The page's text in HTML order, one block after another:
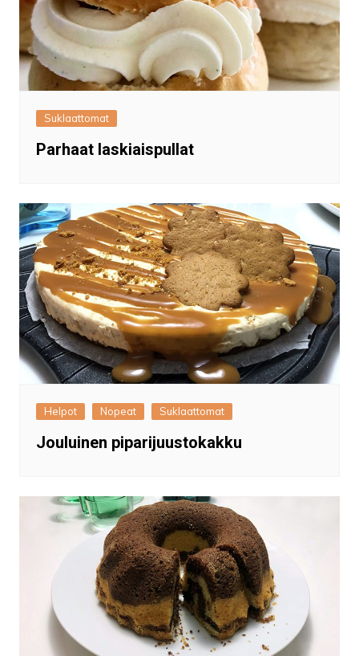
Suklaattomat
Parhaat laskiaispullat
Helpot Nopeat Suklaattomat
Jouluinen piparijuustokakku